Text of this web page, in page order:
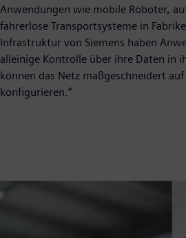
Anwendungen wie mobile Roboter,
fahrerlose Transportsysteme in
Infrastruktur von Siemens haben
alleinige Kontrolle über ihre Daten in
können das Netz maßgeschneidert
konfigurieren.“